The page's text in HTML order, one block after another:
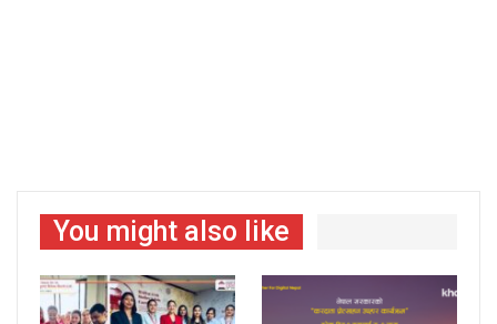
You might also like